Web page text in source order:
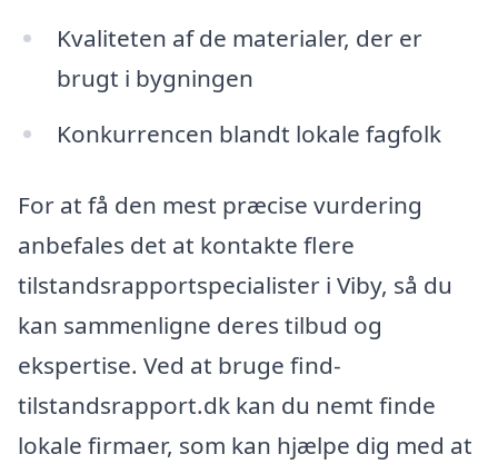
Kvaliteten af de materialer, der er
brugt i bygningen
Konkurrencen blandt lokale fagfolk
For at få den mest præcise vurdering
anbefales det at kontakte flere
tilstandsrapportspecialister i Viby, så du
kan sammenligne deres tilbud og
ekspertise. Ved at bruge find-
tilstandsrapport.dk kan du nemt finde
lokale firmaer, som kan hjælpe dig med at